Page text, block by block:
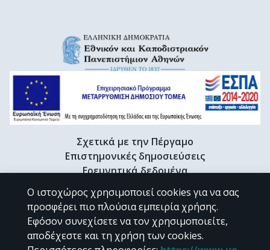
Σχετικά με την Πέργαμο
Επιστημονικές δημοσιεύσεις
Ερευνητικά δεδομένα
Διδακτορικές διατριβές & Γκρίζα βιβλιογραφία
Προφίλ Ερευνητή
CC BY-NC 4.0
Ο ιστοχώρος χρησιμοποιεί cookies για να σας
προσφέρει πιο πλούσια εμπειρία χρήσης.
Εφόσον συνεχίσετε να τον χρησιμοποιείτε,
αποδέχεστε και τη χρήση των cookies.